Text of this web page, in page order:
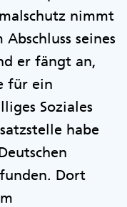
nimmt
seines
er fängt an,
für ein
Soziales
habe
Dort